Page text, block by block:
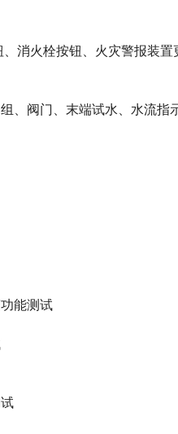
消火栓按钮、火灾警报装置
、阀门、末端试水、水流指
能测试